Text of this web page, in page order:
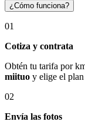
¿Cómo funciona?
01
Cotiza y contrata
Obtén tu tarifa por
miituo y elige el plan
02
Envía las fotos